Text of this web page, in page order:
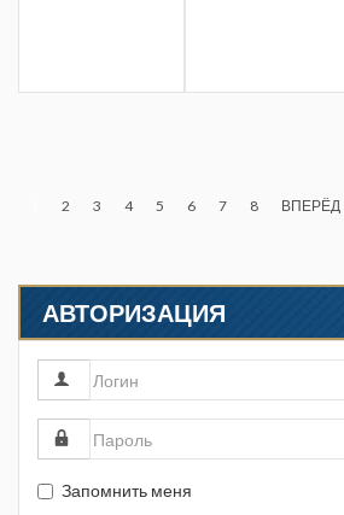
2 3 4 5 6 7 8 ВПЕРЁД
АВТОРИЗАЦИЯ
Запомнить меня